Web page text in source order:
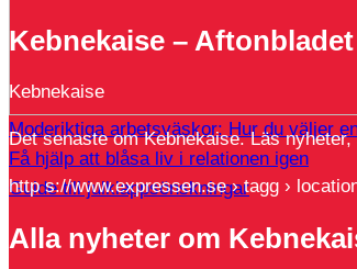
Moderiktiga arbetsväskor: Hur du väljer
Få hjälp att blåsa liv i relationen igen
Guide till julklappsönskningar
Kebnekaise – Aftonbladet
Kebnekaise
Det senaste om Kebnekaise. Läs
http s://www.expressen.se › tagg ›
Alla nyheter om